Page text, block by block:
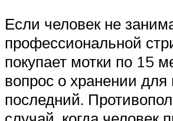
Если человек не
профессиональной
покупает мотки по 15
вопрос о хранении для
последний.